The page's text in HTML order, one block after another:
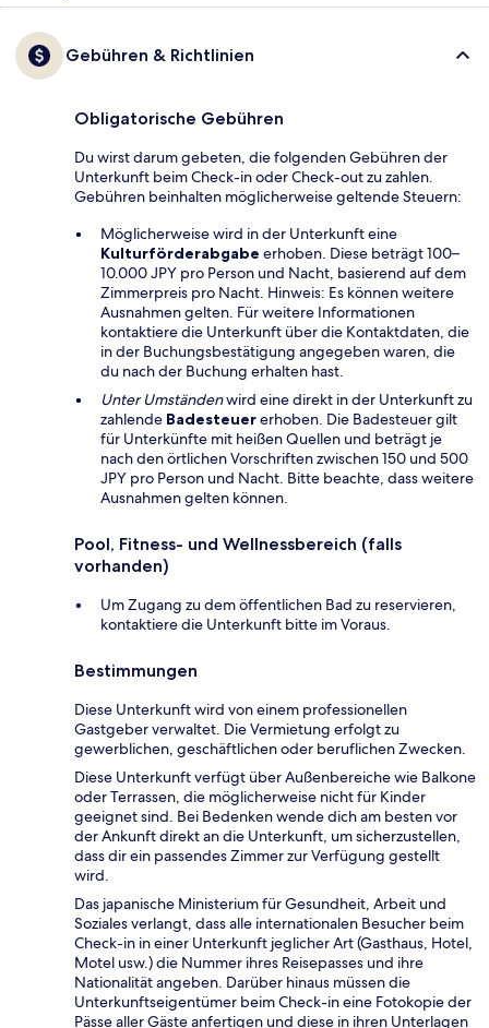
Gebühren & Richtlinien
Obligatorische Gebühren
Du wirst darum gebeten, die folgenden Gebühren der
Unterkunft beim Check-in oder Check-out zu zahlen.
Gebühren beinhalten möglicherweise geltende Steuern:
Möglicherweise wird in der Unterkunft eine
Kulturförderabgabe erhoben. Diese beträgt 100–
10.000 JPY pro Person und Nacht, basierend auf dem
Zimmerpreis pro Nacht. Hinweis: Es können weitere
Ausnahmen gelten. Für weitere Informationen
kontaktiere die Unterkunft über die Kontaktdaten, die
in der Buchungsbestätigung angegeben waren, die
du nach der Buchung erhalten hast.
Unter Umständenwird eine direkt in der Unterkunft zu
zahlende Badesteuererhoben. Die Badesteuer gilt
für Unterkünfte mit heißen Quellen und beträgt je
nach den örtlichen Vorschriften zwischen 150 und 500
JPY pro Person und Nacht. Bitte beachte, dass weitere
Ausnahmen gelten können.
Pool, Fitness- und Wellnessbereich (falls
vorhanden)
Um Zugang zu dem öffentlichen Bad zu reservieren,
kontaktiere die Unterkunft bitte im Voraus.
Bestimmungen
Diese Unterkunft wird von einem professionellen
Gastgeber verwaltet. Die Vermietung erfolgt zu
gewerblichen, geschäftlichen oder beruflichen Zwecken.
Diese Unterkunft verfügt über Außenbereiche wie Balkone
oder Terrassen, die möglicherweise nicht für Kinder
geeignet sind. Bei Bedenken wende dich am besten vor
der Ankunft direkt an die Unterkunft, um sicherzustellen,
dass dir ein passendes Zimmer zur Verfügung gestellt
wird.
Das japanische Ministerium für Gesundheit, Arbeit und
Soziales verlangt, dass alle internationalen Besucher beim
Check-in in einer Unterkunft jeglicher Art (Gasthaus, Hotel,
Motel usw.) die Nummer ihres Reisepasses und ihre
Nationalität angeben. Darüber hinaus müssen die
Unterkunftseigentümer beim Check-in eine Fotokopie der
Pässe aller Gäste anfertigen und diese in ihren Unterlagen